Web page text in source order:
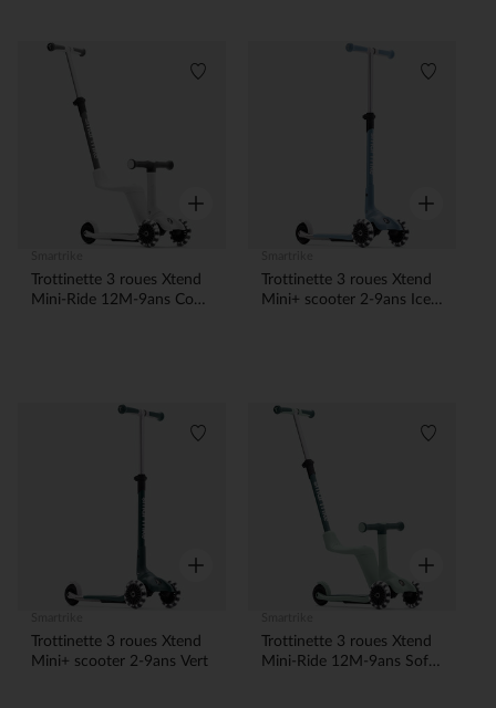
Aperçu rapide
Trottinette 3 roues Xtend
Mini-Ride 12M-9ans Cool
Aperçu
Trottinette 3 roues Xtend
Mini+ scooter 2-9ans Ice
Liste de souhaits
Aperçu rapide
Trottinette 3 roues Xtend
Mini+ scooter 2-9ans Vert
Aperçu
Trottinette 3 roues Xtend
Mini-Ride 12M-9ans Soft